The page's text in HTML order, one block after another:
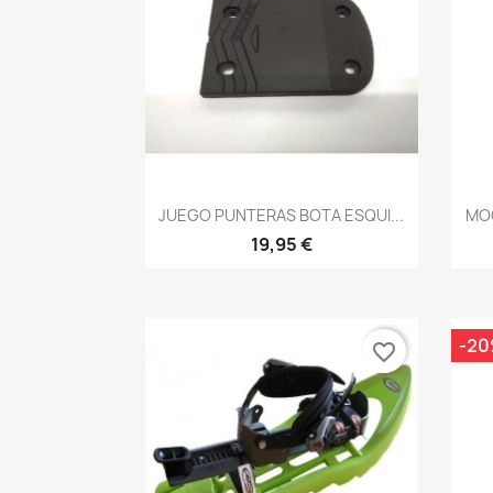
Vista rápida
JUEGO PUNTERAS BOTA ESQUI...
19,95 €
favorite_border -